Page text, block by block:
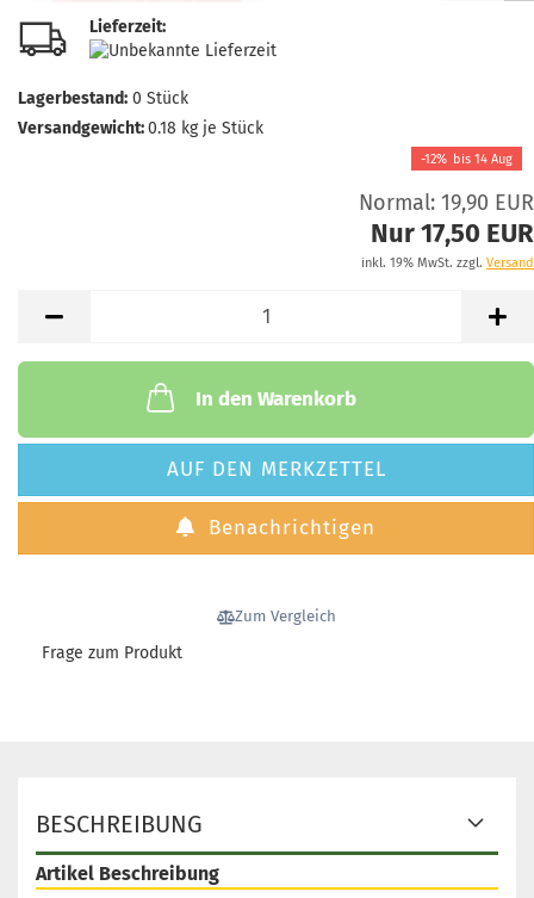
Gewicht:
Farbton:
Gelblich
Lieferzeit:
Bläulich
1
Lieferzeit:
Lagerbestand: 0 Stück
Versandgewicht:0.18 kg je Stück
-12% bis 14 Aug
Normal: 19,90 EUR
Nur 17,50 EUR
inkl. 19% MwSt. zzgl. Versand
In den Warenkorb
AUF DEN MERKZETTEL
Benachrichtigen
Zum Vergleich
Frage zum Produkt
BESCHREIBUNG
Artikel Beschreibung